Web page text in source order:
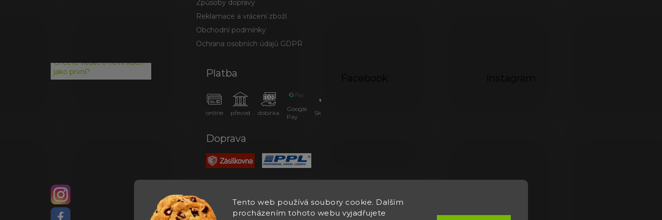
Tento web používá soubory cookie. Dalším
procházením tohoto webu vyjadřujete
Způsoby dopravy
Reklamace a vrácení zboží
Obchodní podmínky
Ochrana osobních údajů GDPR
Chcete vědět o novinkách
jako první?
Platba
online převod dobírka
Google
Pay
SkipPay
Doprava